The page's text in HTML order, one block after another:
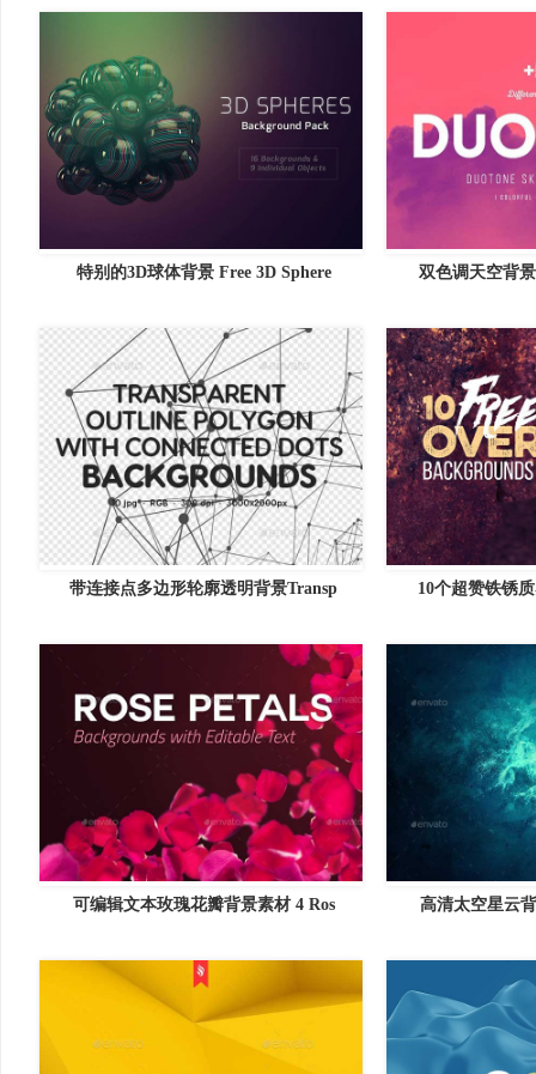
特别的3D球体背景 Free 3D Sphere 双色调天空背
带连接点多边形轮廓透明背景Transp 10个超赞铁锈
可编辑文本玫瑰花瓣背景素材 4 Ros 高清太空星云